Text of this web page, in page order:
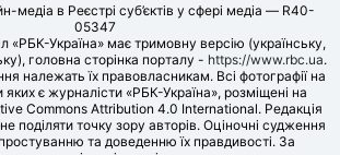
медіа в Реєстрі суб’єктів у сфері медіа — R40-
05347
«РБК-Україна» має тримовну версію (українську,
головна сторінка порталу - https://www.rbc.ua.
належать їх правовласникам. Всі фотографії на
є журналісти «РБК-Україна», розміщені на
Commons Attribution 4.0 International. Редакція
поділяти точку зору авторів. Оціночні судження
та доведенню їх правдивості. За